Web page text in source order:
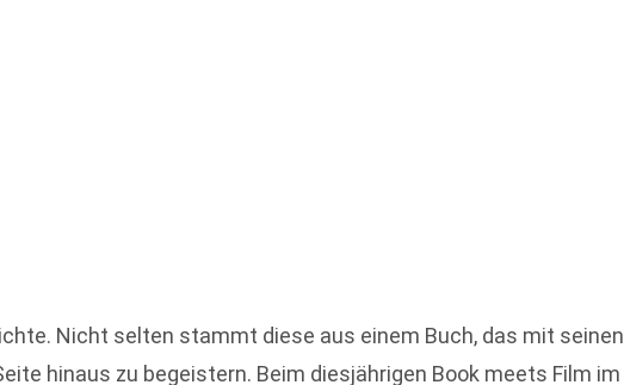
Nicht selten stammt diese aus einem Buch, das mit
hinaus zu begeistern. Beim diesjährigen Book meets Film im